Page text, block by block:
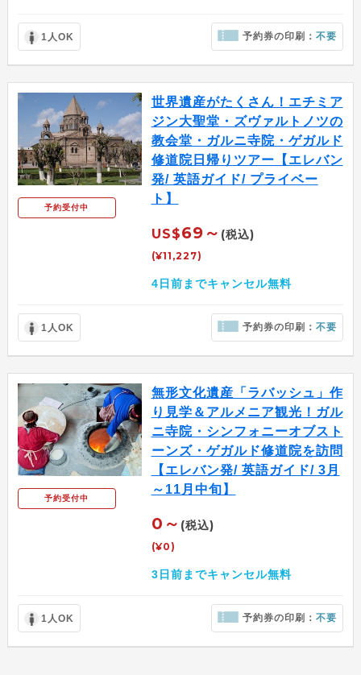
1人OK 予約券の印刷：不要
予約受付中
世界遺産がたくさん！エチミア
ジン大聖堂・ズヴァルトノツの
教会堂・ガルニ寺院・ゲガルド
修道院日帰りツアー【エレバン
発/ 英語ガイド/ プライベー
ト】
US$69～ (税込)
(¥11,227)
4日前までキャンセル無料
1人OK 予約券の印刷：不要
予約受付中
無形文化遺産「ラバッシュ」作
り見学＆アルメニア観光！ガル
ニ寺院・シンフォニーオブスト
ーンズ・ゲガルド修道院を訪問
【エレバン発/ 英語ガイド/ 3月
～11月中旬】
0～ (税込)
(¥0)
3日前までキャンセル無料
1人OK 予約券の印刷：不要